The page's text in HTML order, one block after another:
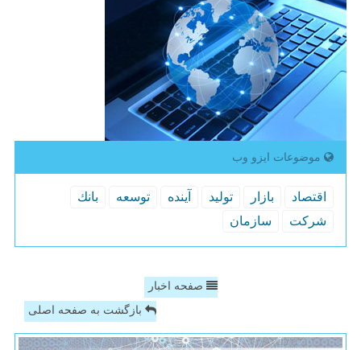
موضوعات ایزو وب
اقتصاد بازار تولید آینده توسعه
بانك
شركت
سازمان
صفحه اخبار
بازگشت به صفحه اصلی